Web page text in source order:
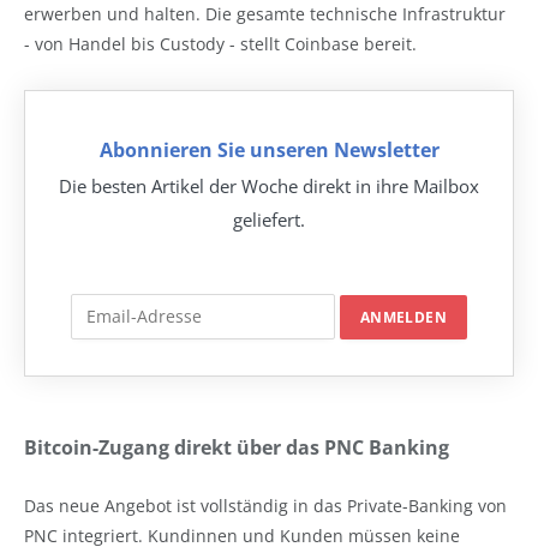
erwerben und halten. Die gesamte technische Infrastruktur
- von Handel bis Custody - stellt Coinbase bereit.
Abonnieren Sie unseren Newsletter
Die besten Artikel der Woche direkt in ihre Mailbox
geliefert.
Bitcoin-Zugang direkt über das PNC Banking
Das neue Angebot ist vollständig in das Private-Banking von
PNC integriert. Kundinnen und Kunden müssen keine